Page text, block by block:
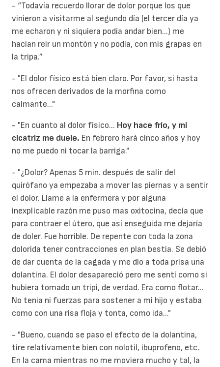
- “Todavía recuerdo llorar de dolor porque los que
vinieron a visitarme al segundo día (el tercer día ya
me echaron y ni siquiera podía andar bien...) me
hacían reír un montón y no podía, con mis grapas en
la tripa.”
- "El dolor físico está bien claro. Por favor, si hasta
nos ofrecen derivados de la morfina como
calmante..."
- "En cuanto al dolor físico... Hoy hace frío, y mi
cicatriz me duele. En febrero hará cinco años y hoy
no me puedo ni tocar la barriga."
- "¿Dolor? Apenas 5 min. después de salir del
quirófano ya empezaba a mover las piernas y a sentir
el dolor. Llame a la enfermera y por alguna
inexplicable razón me puso mas oxitocina, decía que
para contraer el útero, que así enseguida me dejaría
de doler. Fue horrible. De repente con toda la zona
dolorida tener contracciones en plan bestia. Se debió
de dar cuenta de la cagada y me dio a toda prisa una
dolantina. El dolor desapareció pero me sentí como si
hubiera tomado un tripi, de verdad. Era como flotar...
No tenia ni fuerzas para sostener a mi hijo y estaba
como con una risa floja y tonta, como ida..."
- "Bueno, cuando se paso el efecto de la dolantina,
tire relativamente bien con nolotil, ibuprofeno, etc.
En la cama mientras no me moviera mucho y tal, la